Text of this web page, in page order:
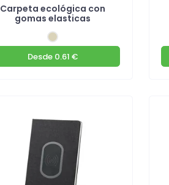
Carpeta ecológica con
gomas elasticas
Desde0.61 €